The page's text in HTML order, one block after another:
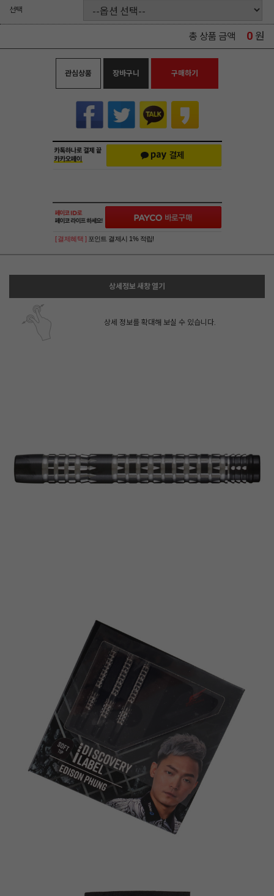
선택
총 상품 금액 0 원
관심상품 장바구니 구매하기
[ 결제혜택 ] 포인트 결제시 1% 적립!
상세정보 새창 열기
상세 정보를 확대해 보실 수 있습니다.